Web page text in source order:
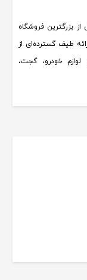
بزرگترین فروشگاه
طیف گسترده‌ای از
لوازم خودرو، گجت،